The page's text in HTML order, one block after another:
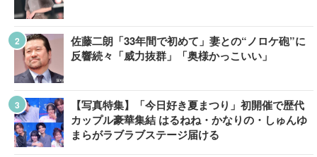
佐藤二朗「33年間で初めて」妻との“ノロケ砲”に
反響続々「威力抜群」「奥様かっこいい」
【写真特集】「今日好き夏まつり」初開催で歴代
カップル豪華集結 はるねね・かなりの・しゅんゆ
まらがラブラブステージ届ける